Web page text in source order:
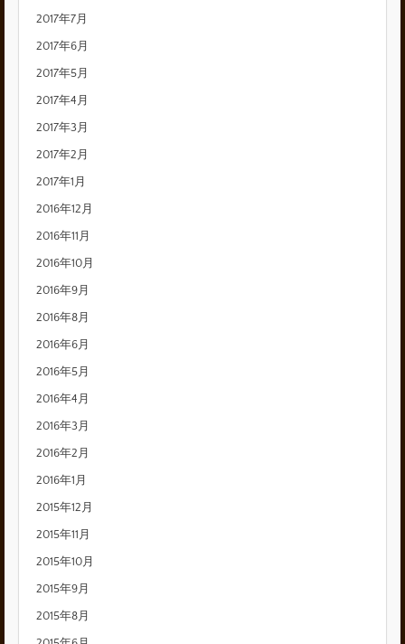
2017年7月
2017年6月
2017年5月
2017年4月
2017年3月
2017年2月
2017年1月
2016年12月
2016年11月
2016年10月
2016年9月
2016年8月
2016年6月
2016年5月
2016年4月
2016年3月
2016年2月
2016年1月
2015年12月
2015年11月
2015年10月
2015年9月
2015年8月